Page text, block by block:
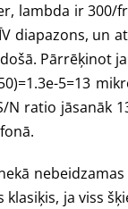
lambda ir 300/
diapazons, un
Pārrēķinot
5=13
ratio jāsanāk
ja viss